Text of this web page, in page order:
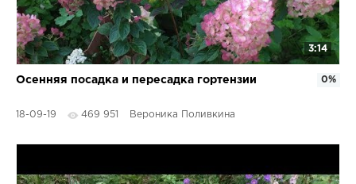
3:14
Осенняя посадка и пересадка гортензии
18-09-19 469 951 Вероника Поливкина
0%